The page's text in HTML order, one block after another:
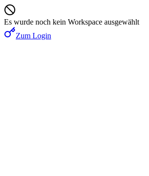
Es wurde noch kein Workspace ausgewählt
Zum Login